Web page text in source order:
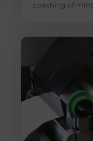
coaching of